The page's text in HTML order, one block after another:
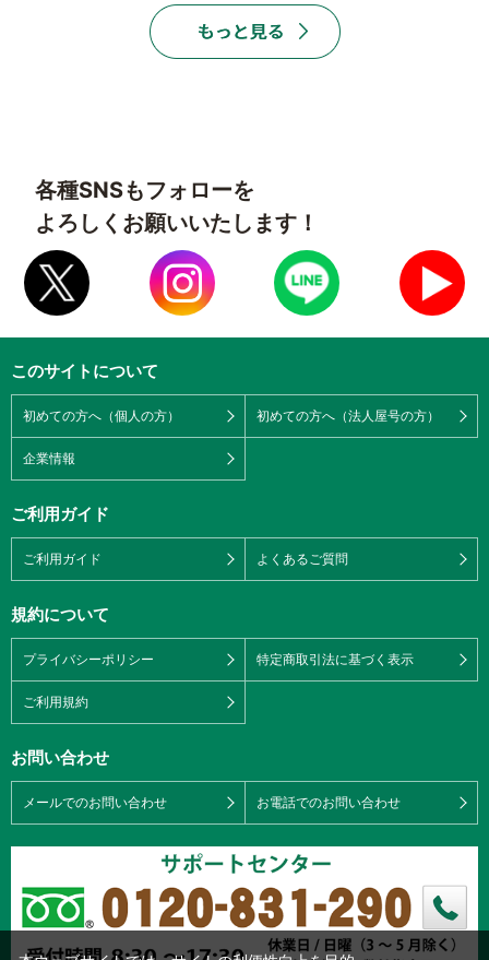
各種SNSもフォローを
よろしくお願いいたします！
このサイトについて
初めての方へ（個人の方） 初めての方へ（法人屋号の方）
企業情報
ご利用ガイド
ご利用ガイド よくあるご質問
規約について
プライバシーポリシー 特定商取引法に基づく表示
ご利用規約
お問い合わせ
メールでのお問い合わせ お電話でのお問い合わせ